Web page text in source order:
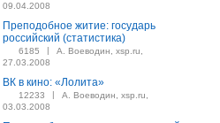
09.04.2008
Преподобное житие: государь
российский (статистика)
6185 |
А. Воеводин, xsp.ru,
27.03.2008
ВК в кино: «Лолита»
12233 |
А. Воеводин, xsp.ru,
03.03.2008